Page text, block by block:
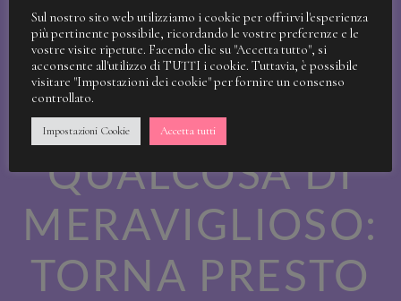
SPORCIZIA!
STIAMO
LAVORANDO A
QUALCOSA DI
MERAVIGLIOSO:
TORNA PRESTO
Sul nostro sito web utilizziamo i cookie per offrirvi l'esperienza
più pertinente possibile, ricordando le vostre preferenze e le
vostre visite ripetute. Facendo clic su "Accetta tutto", si
acconsente all'utilizzo di TUTTI i cookie. Tuttavia, è possibile
visitare "Impostazioni dei cookie" per fornire un consenso
controllato.
Impostazioni Cookie Accetta tutti